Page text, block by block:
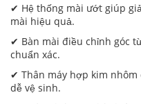
✔ Hệ thống mài ướt giúp
mài hiệu quả.
✔ Bàn mài điều chỉnh góc
chuẩn xác.
✔ Thân máy hợp kim nhôm
dễ vệ sinh.